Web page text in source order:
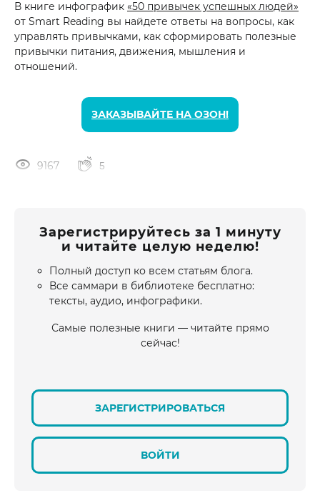
В книге инфографик «50 привычек успешных людей»
от Smart Reading вы найдете ответы на вопросы, как
управлять привычками, как сформировать полезные
привычки питания, движения, мышления и
отношений.
ЗАКАЗЫВАЙТЕ НА ОЗОН!
9167 5
Зарегистрируйтесь за 1 минуту
и читайте целую неделю!
Полный доступ ко всем статьям блога.
Все саммари в библиотеке бесплатно:
тексты, аудио, инфографики.
Самые полезные книги — читайте прямо
сейчас!
ЗАРЕГИСТРИРОВАТЬСЯ
ВОЙТИ